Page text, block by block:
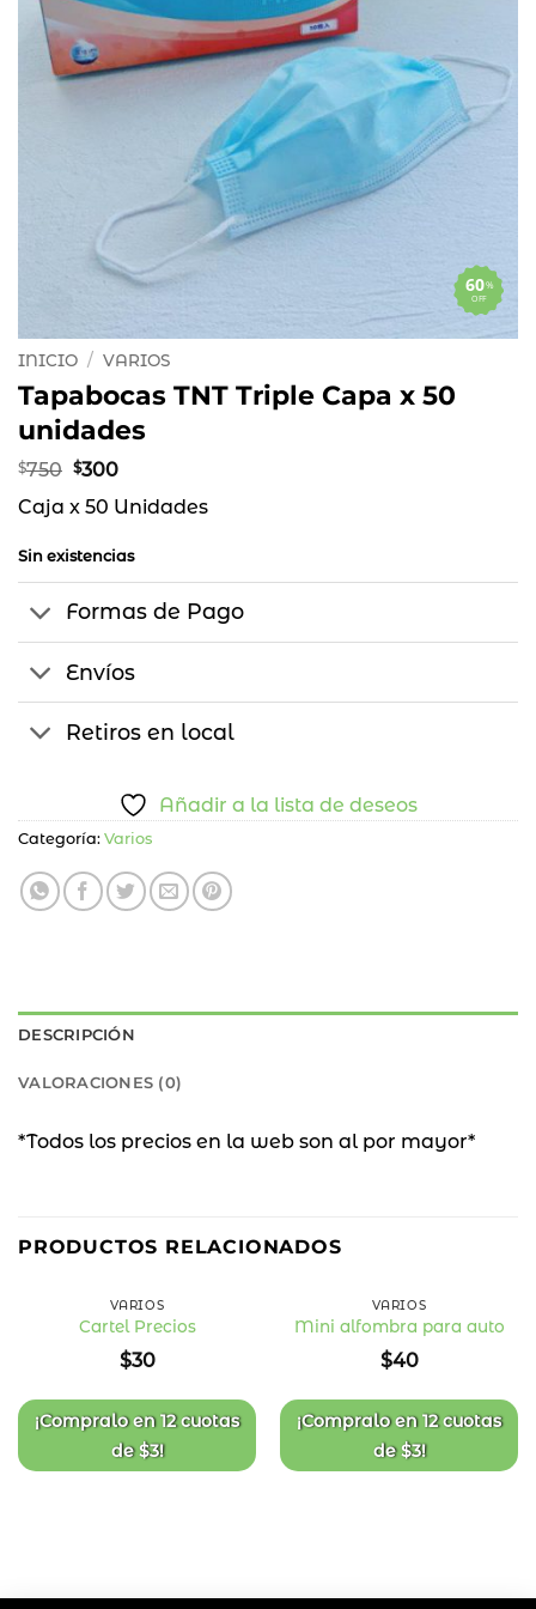
%
OFF
60
INICIO / VARIOS
Tapabocas TNT Triple Capa x 50
unidades
$750 El
original
$750.
$300El
actual
Caja x 50 Unidades
Sin existencias
Formas de Pago
Envíos
Retiros en local
Añadir a la lista de deseos
Categoría: Varios
DESCRIPCIÓN
VALORACIONES (0)
*Todos los precios en la web son al por mayor*
PRODUCTOS RELACIONADOS
de
deseos
VARIOS
Cartel Precios
$30
¡Compralo en12 cuotas
de$3!
de
deseos
VARIOS
Mini alfombra para auto
$40
¡Compralo en12 cuotas
de$3!